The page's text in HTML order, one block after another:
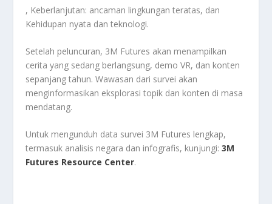
, Keberlanjutan: ancaman lingkungan teratas, dan
Kehidupan nyata dan teknologi.
Setelah peluncuran, 3M Futures akan menampilkan
cerita yang sedang berlangsung, demo VR, dan konten
sepanjang tahun. Wawasan dari survei akan
menginformasikan eksplorasi topik dan konten di masa
mendatang.
Untuk mengunduh data survei 3M Futures lengkap,
termasuk analisis negara dan infografis, kunjungi:3M
Futures Resource Center.